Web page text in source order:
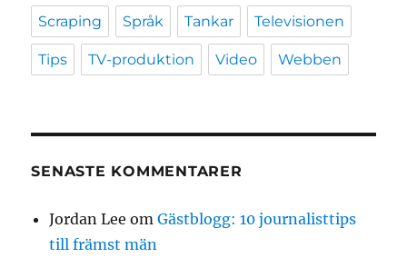
Scraping Språk Tankar Televisionen
Tips TV-produktion Video Webben
SENASTE KOMMENTARER
Jordan Lee omGästblogg: 10 journalisttips
till främst män